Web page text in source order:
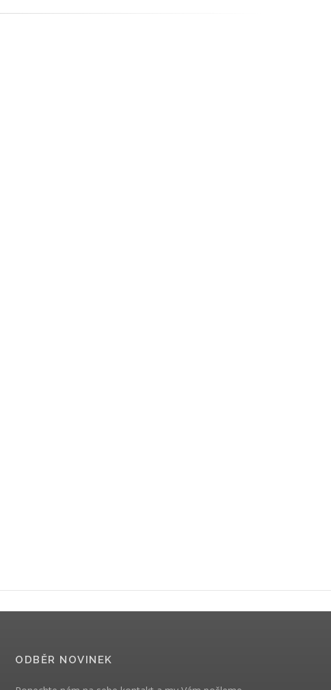
ODBĚR NOVINEK